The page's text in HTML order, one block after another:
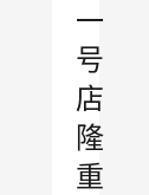
一
号
店
隆
重